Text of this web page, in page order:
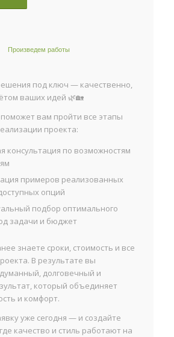
Произведем работы
под ключ — качественно,
ваших идей 🌿🏡
вам пройти все этапы
проекта:
консультация по возможностям
примеров реализованных
опций
подбор оптимального
задачи и бюджет
знаете сроки, стоимость и все
В результате вы
долговечный и
который объединяет
и комфорт.
уже сегодня — и создайте
качество и стиль работают на